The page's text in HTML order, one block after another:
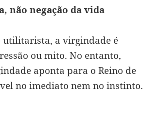
não negação da vida
a virgindade é
ou mito. No entanto,
aponta para o Reino de
no imediato nem no instinto.